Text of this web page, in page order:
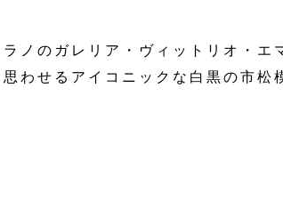
ノのガレリア・ヴィットリオ・エ
わせるアイコニックな白黒の市松